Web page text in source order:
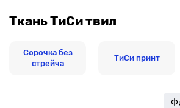
Ткань ТиСи твил
Сорочка без
стрейча
ТиСи принт